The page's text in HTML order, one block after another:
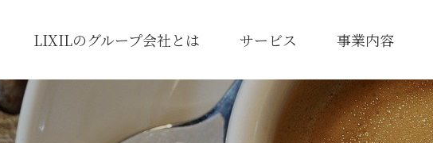
社長メッセージ
LIXILのグループ会社とは サービス
相続サロン
事業内容
不動産管理事業